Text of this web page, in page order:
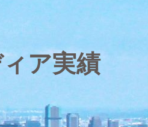
ア実績